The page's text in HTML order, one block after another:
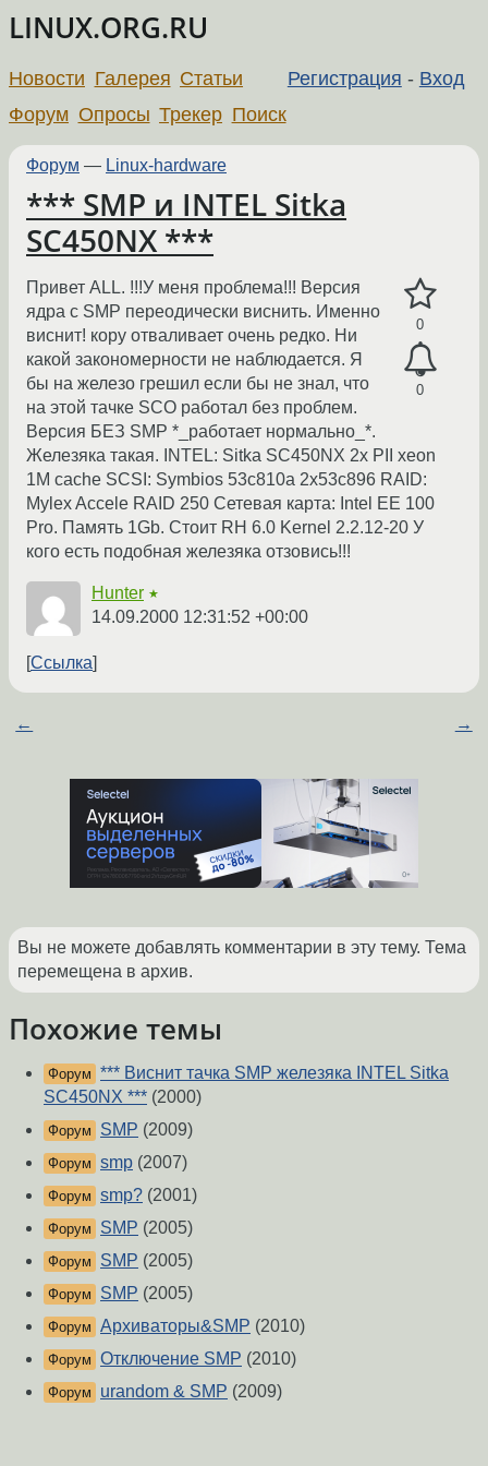
LINUX.ORG.RU
Регистрация - Вход
Новости Галерея Статьи
Форум Опросы Трекер Поиск
Форум — Linux-hardware
*** SMP и INTEL Sitka
SC450NX ***
0
0
Привет АLL. !!!У меня проблема!!! Версия
ядра c SMP переодически виснить. Именно
виснит! кору отваливает очень редко. Ни
какой закономерности не наблюдается. Я
бы на железо грешил если бы не знал, что
на этой тачке SCO работал без проблем.
Версия БЕЗ SMP *_работает нормально_*.
Железяка такая. INTEL: Sitka SC450NX 2x PII xeon
1M cache SCSI: Symbios 53c810a 2x53c896 RAID:
Mylex Accele RAID 250 Сетевая карта: Intel EE 100
Pro. Память 1Gb. Стоит RH 6.0 Kernel 2.2.12-20 У
кого есть подобная железяка отзовись!!!
Hunter ★
14.09.2000 12:31:52 +00:00
Ссылка
← →
Вы не можете добавлять комментарии в эту тему. Тема
перемещена в архив.
Похожие темы
Форум *** Виснит тачка SMP железяка INTEL Sitka
SC450NX *** (2000)
Форум SMP (2009)
Форум smp (2007)
Форум smp? (2001)
Форум SMP (2005)
Форум SMP (2005)
Форум SMP (2005)
Форум Архиваторы&SMP (2010)
Форум Отключение SMP (2010)
Форум urandom & SMP (2009)